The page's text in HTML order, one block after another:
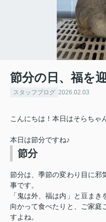
節分の日、福を
スタッフブログ 2026.02.03
こんにちは！本日はそらちゃ
本日は節分ですね♪
節分
節分は、季節の変わり目に邪
事です。
「鬼は外、福は内」と豆ま
向かって食べたりと、ご家庭
すよね。